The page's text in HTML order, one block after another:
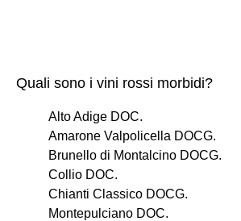
Quali sono i vini rossi morbidi?
Alto Adige DOC.
Amarone Valpolicella DOCG.
Brunello di Montalcino DOCG.
Collio DOC.
Chianti Classico DOCG.
Montepulciano DOC.